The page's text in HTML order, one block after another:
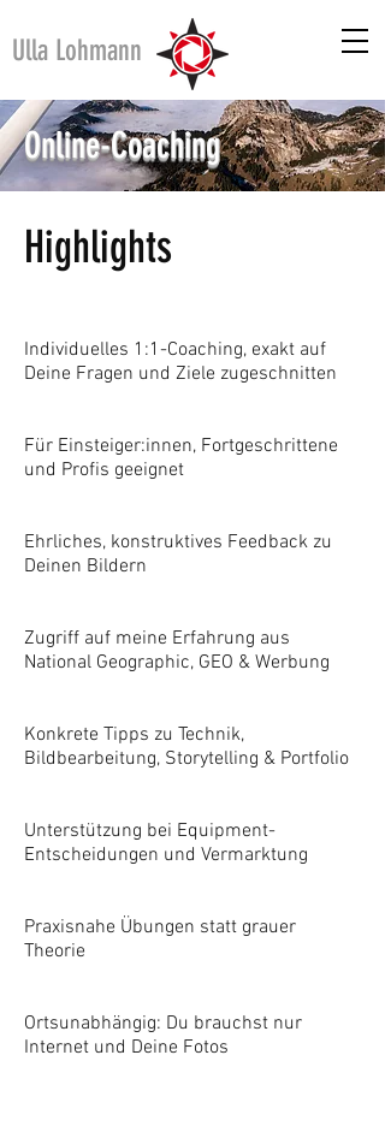
Ulla Lohmann
Online-Coaching
Highlights
​Individuelles 1:1-Coaching, exakt auf
Deine Fragen und Ziele zugeschnitten
Für Einsteiger:innen, Fortgeschrittene
und Profis geeignet
Ehrliches, konstruktives Feedback zu
Deinen Bildern
Zugriff auf meine Erfahrung aus
National Geographic, GEO & Werbung
Konkrete Tipps zu Technik,
Bildbearbeitung, Storytelling & Portfolio
Unterstützung bei Equipment-
Entscheidungen und Vermarktung
Praxisnahe Übungen statt grauer
Theorie
Ortsunabhängig: Du brauchst nur
Internet und Deine Fotos